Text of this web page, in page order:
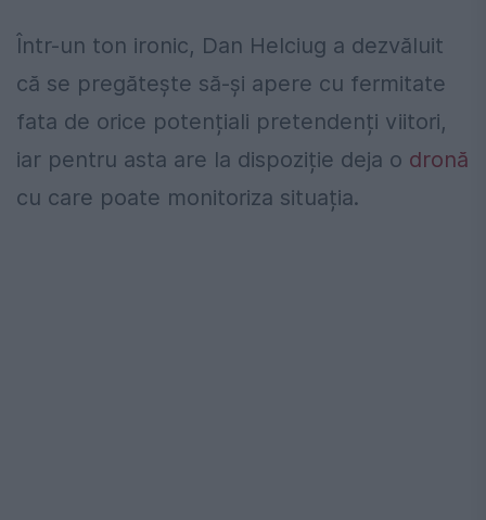
Într-un ton ironic, Dan Helciug a dezvăluit
că se pregătește să-și apere cu fermitate
fata de orice potențiali pretendenți viitori,
iar pentru asta are la dispoziție deja o dronă
cu care poate monitoriza situația.